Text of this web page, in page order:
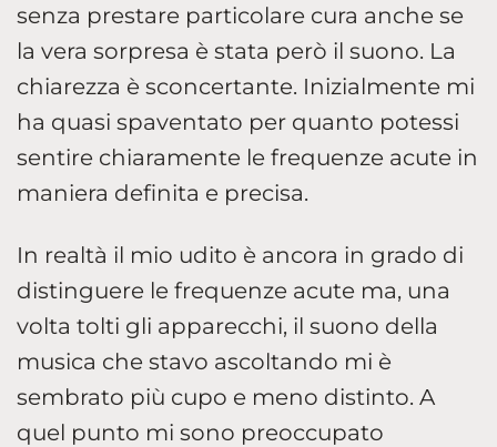
senza prestare particolare cura anche se
la vera sorpresa è stata però il suono. La
chiarezza è sconcertante. Inizialmente mi
ha quasi spaventato per quanto potessi
sentire chiaramente le frequenze acute in
maniera definita e precisa.
In realtà il mio udito è ancora in grado di
distinguere le frequenze acute ma, una
volta tolti gli apparecchi, il suono della
musica che stavo ascoltando mi è
sembrato più cupo e meno distinto. A
quel punto mi sono preoccupato